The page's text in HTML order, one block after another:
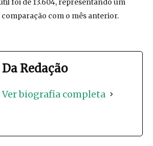
foi de 13.604, representando um
comparação com o mês anterior.
Da Redação
Ver biografia completa